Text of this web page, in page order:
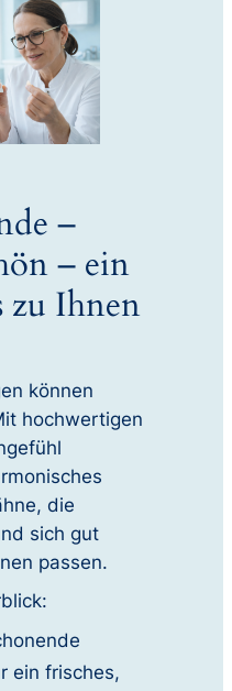
–
– ein
zu Ihnen
können
hochwertigen
die
sich gut
passen.
ein frisches,